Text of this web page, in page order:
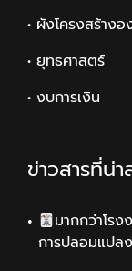
• ผังโครงสร้าง
• ยุทธศาสตร์
• งบการเงิน
ข่าวสารที่น่า
มากกว่าโร
การปลอมแปล